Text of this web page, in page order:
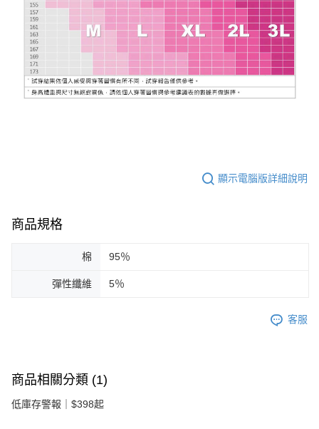
顯示電腦版詳細說明
商品規格
棉 95％
彈性纖維 5％
客服
商品相關分類 (1)
低庫存警報｜$398起